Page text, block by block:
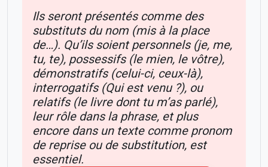
Ils seront présentés comme des
substituts du nom (mis à la place
de…). Qu’ils soient personnels (je, me,
tu, te), possessifs (le mien, le vôtre),
démonstratifs (celui-ci, ceux-là),
interrogatifs (Qui est venu ?), ou
relatifs (le livre dont tu m’as parlé),
leur rôle dans la phrase, et plus
encore dans un texte comme pronom
de reprise ou de substitution, est
essentiel.